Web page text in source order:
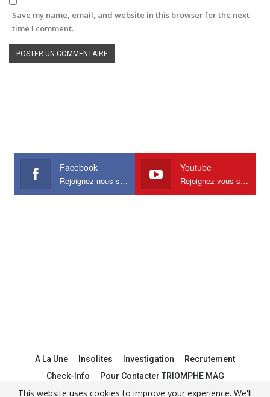
Save my name, email, and website in this browser for the next
time I comment.
Facebook
Rejoignez-nous sur Facebook
Youtube
Rejoignez-vous sur Youtube
A La Une Insolites Investigation
Recrutement
Check-Info
Pour Contacter TRIOMPHE MAG
This website uses cookies to improve your experience. We'll